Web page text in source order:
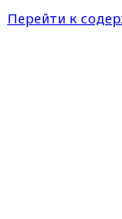
Перейти к